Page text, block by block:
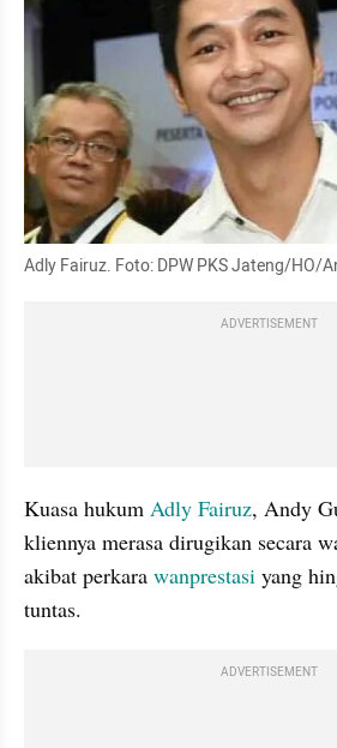
Adly Fairuz. Foto: DPW PKS Jateng/HO/
ADVERTISEMENT
Kuasa hukum Adly Fairuz, Andy
kliennya merasa dirugikan secara
akibat perkara wanprestasi yang
tuntas.
ADVERTISEMENT